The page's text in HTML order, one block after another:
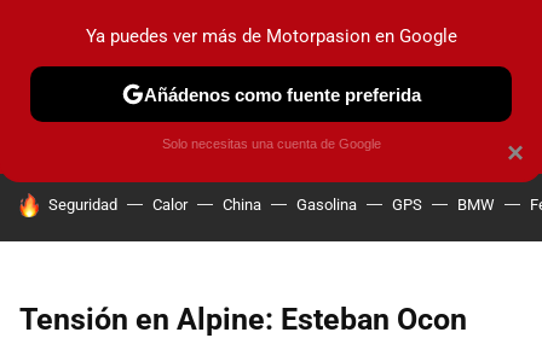
PRUEBAS COCHES ELÉCTRICOS OBSERVATORIO
HOY SE HABLA DE
Seguridad Calor China Gasolina GPS BMW
Tensión en Alpine: Esteban Ocon
×
Ya puedes ver más de Motorpasion en Google
Añádenos como fuente preferida
Solo necesitas una cuenta de Google